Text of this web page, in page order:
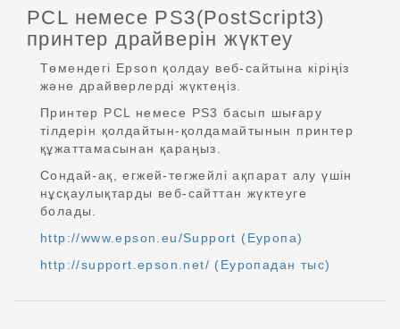
PCL немесе PS3(PostScript3)
принтер драйверін жүктеу
Төмендегі Epson қолдау веб-сайтына кіріңіз
және драйверлерді жүктеңіз.
Принтер PCL немесе PS3 басып шығару
тілдерін қолдайтын-қолдамайтынын принтер
құжаттамасынан қараңыз.
Сондай-ақ, егжей-тегжейлі ақпарат алу үшін
нұсқаулықтарды веб-сайттан жүктеуге
болады.
http://www.epson.eu/Support (Еуропа)
http://support.epson.net/ (Еуропадан тыс)